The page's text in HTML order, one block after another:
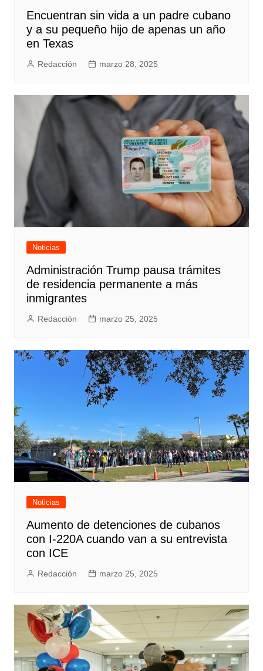
Encuentran sin vida a un padre cubano
y a su pequeño hijo de apenas un año
en Texas
Redacción marzo 28, 2025
Noticias
Administración Trump pausa trámites
de residencia permanente a más
inmigrantes
Redacción marzo 25, 2025
Noticias
Aumento de detenciones de cubanos
con I-220A cuando van a su entrevista
con ICE
Redacción marzo 25, 2025